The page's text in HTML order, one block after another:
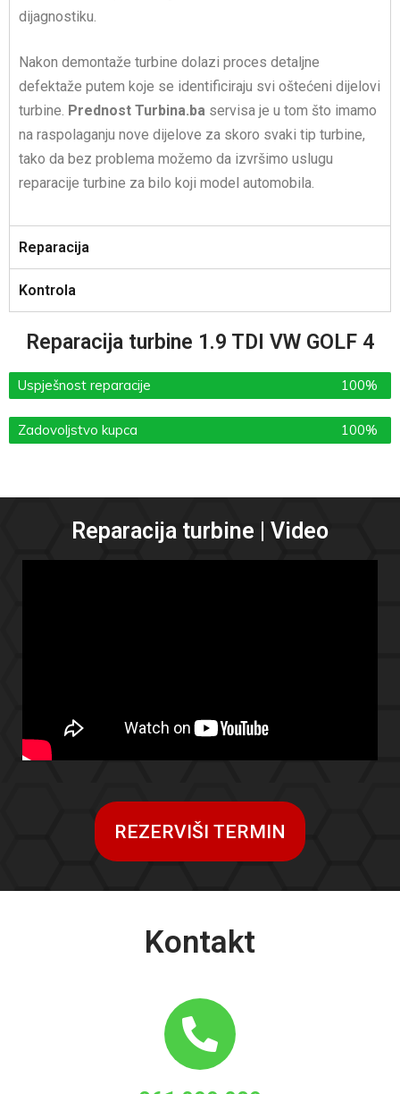
dijagnostiku.
Nakon demontaže turbine dolazi proces detaljne
defektaže putem koje se identificiraju svi oštećeni dijelovi
turbine. Prednost Turbina.ba servisa je u tom što imamo
na raspolaganju nove dijelove za skoro svaki tip turbine,
tako da bez problema možemo da izvršimo uslugu
reparacije turbine za bilo koji model automobila.
Reparacija
Kontrola
Reparacija turbine 1.9 TDI VW GOLF 4
Uspješnost reparacije 100%
Zadovoljstvo kupca 100%
Reparacija turbine | Video
REZERVIŠI TERMIN
Kontakt